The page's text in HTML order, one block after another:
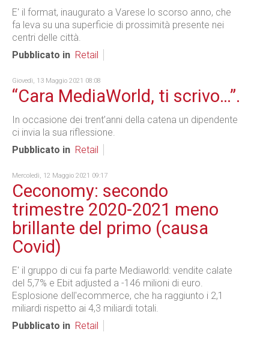
E' il format, inaugurato a Varese lo scorso anno, che
fa leva su una superficie di prossimità presente nei
centri delle città.
Pubblicato in Retail
Giovedì, 13 Maggio 2021 08:08
“Cara MediaWorld, ti scrivo…”.
In occasione dei trent’anni della catena un dipendente
ci invia la sua riflessione.
Pubblicato in Retail
Mercoledì, 12 Maggio 2021 09:17
Ceconomy: secondo
trimestre 2020-2021 meno
brillante del primo (causa
Covid)
E' il gruppo di cui fa parte Mediaworld: vendite calate
del 5,7% e Ebit adjusted a -146 milioni di euro.
Esplosione dell'ecommerce, che ha raggiunto i 2,1
miliardi rispetto ai 4,3 miliardi totali.
Pubblicato in Retail